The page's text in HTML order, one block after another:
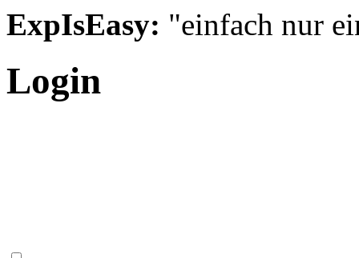
ExpIsEasy: "einfach nur
Login